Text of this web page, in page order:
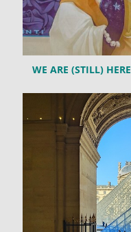
WE ARE (STILL) HERE